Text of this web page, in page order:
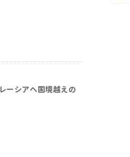
ーシアへ国境越えの